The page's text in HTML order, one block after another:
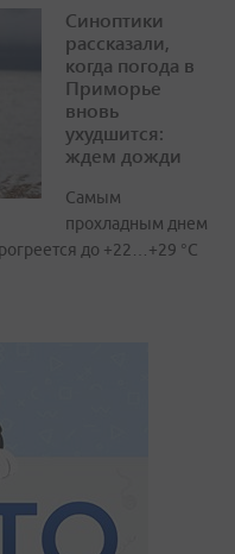
Синоптики
рассказали,
когда погода в
Приморье
вновь
ухудшится:
ждем дожди
Самым
прохладным днем
до +22…+29 °С